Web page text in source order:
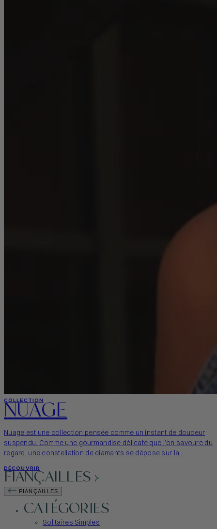
COLLECTION
NUAGE
Nuage est une collection pensée comme un instant de douceur
suspendu. Comme une gourmandise délicate que l’on savoure du
regard, une constellation de diamants se dépose sur la...
DÉCOUVRIR
FIANÇAILLES
FIANÇAILLES
CATÉGORIES
Solitaires Simples